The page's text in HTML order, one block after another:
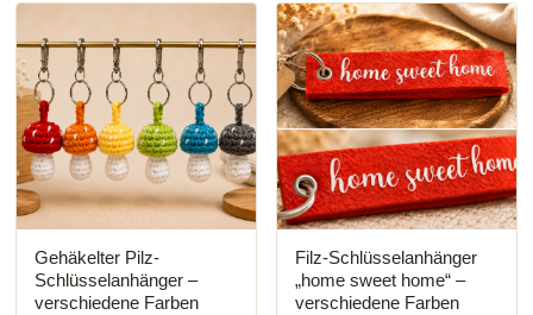
Gehäkelter Pilz-
Schlüsselanhänger –
verschiedene Farben
Dieses
Produkt
weist
mehrere
Varianten
auf.
Die
Optionen
können
auf
der
Produktseite
gewählt
werden
Filz-Schlüsselanhänger
„home sweet home“ –
verschiedene Farben